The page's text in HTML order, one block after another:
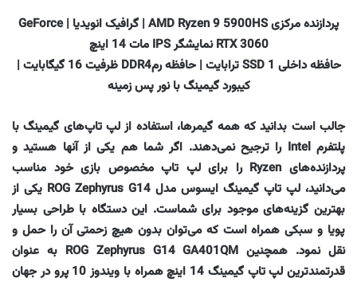
پردازنده مرکزی AMD Ryzen 9 5900HS | گرافیک انویدیا | GeForce
RTX 3060 نمایشگر IPS مات 14 اینچ
حافظه داخلی SSD 1 ترابایت | حافظه رمDDR4 ظرفیت 16 گیگابایت |
کیبورد گیمینگ با نور پس زمینه
جالب است بدانید که همه گیمرها، استفاده از لپ تاپ‌های گیمینگ با
پلتفرم Intel را ترجیح نمی‌دهند. اگر شما هم یکی از آنها هستید و
پردازنده‌های Ryzen را برای لپ تاپ مخصوص بازی خود مناسب
می‌دانید، لپ تاپ گیمینگ ایسوس مدل ROG Zephyrus G14 یکی از
بهترین گزینه‌های موجود برای شماست. این دستگاه با طراحی بسیار
پویا و سبکی همراه است که می‌توان بدون هیچ زحمتی آن را حمل و
نقل نمود. همچنین ROG Zephyrus G14 GA401QM به عنوان
قدرتمندترین لپ تاپ گیمینگ 14 اینچ همراه با ویندوز 10 پرو در جهان